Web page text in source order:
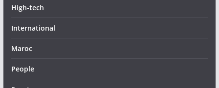
High-tech
International
Maroc
People